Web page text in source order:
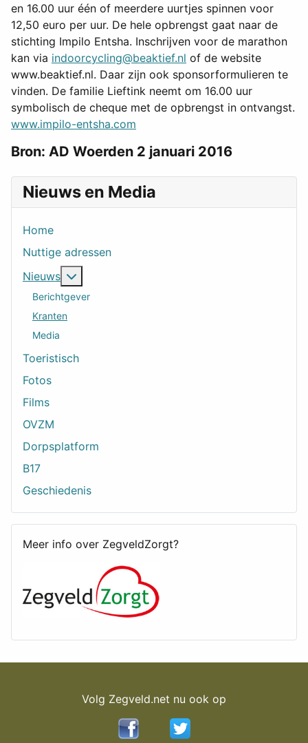
Nieuws en Media
Home
Nuttige adressen
Nieuws
Berichtgever
Kranten
Media
Toeristisch
Fotos
Films
OVZM
Dorpsplatform
B17
Geschiedenis
Meer info over ZegveldZorgt?
en 16.00 uur één of meerdere uurtjes spinnen voor
12,50 euro per uur. De hele opbrengst gaat naar de
stichting Impilo Entsha. Inschrijven voor de marathon
kan via indoorcycling@beaktief.nl of de website
www.beaktief.nl. Daar zijn ook sponsorformulieren te
vinden. De familie Lieftink neemt om 16.00 uur
symbolisch de cheque met de opbrengst in ontvangst.
www.impilo-entsha.com
Bron: AD Woerden 2 januari 2016
Volg Zegveld.net nu ook op